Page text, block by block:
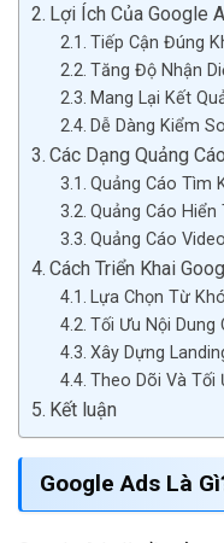
Lợi Ích Của Google
Tiếp Cận Đúng
Tăng Độ Nhận
Mang Lại Kết
Dễ Dàng Kiểm
Các Dạng Quảng
Quảng Cáo Tìm
Quảng Cáo Hiển
Quảng Cáo
Cách Triển Khai
Lựa Chọn Từ
Tối Ưu Nội Dung
Xây Dựng
Theo Dõi Và Tối
Kết luận
Google Ads Là